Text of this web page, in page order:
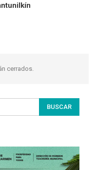
cerrados.